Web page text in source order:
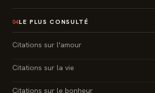
04LE PLUS CONSULTÉ
Citations sur l'amour
Citations sur la vie
Citations sur le bonheur